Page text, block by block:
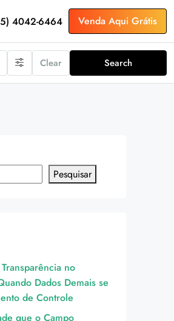
4042-6464 Venda Aqui Grátis
Clear Search
Pesquisar
no
Dados Demais se
de Controle
que o Campo